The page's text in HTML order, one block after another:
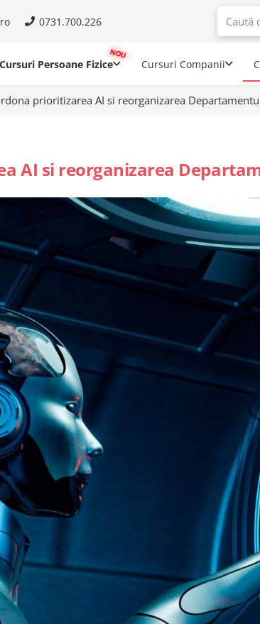
0731.700.226
Cursuri Persoane Fizice Cursuri Companii
prioritizarea AI si reorganizarea
AI si reorganizarea